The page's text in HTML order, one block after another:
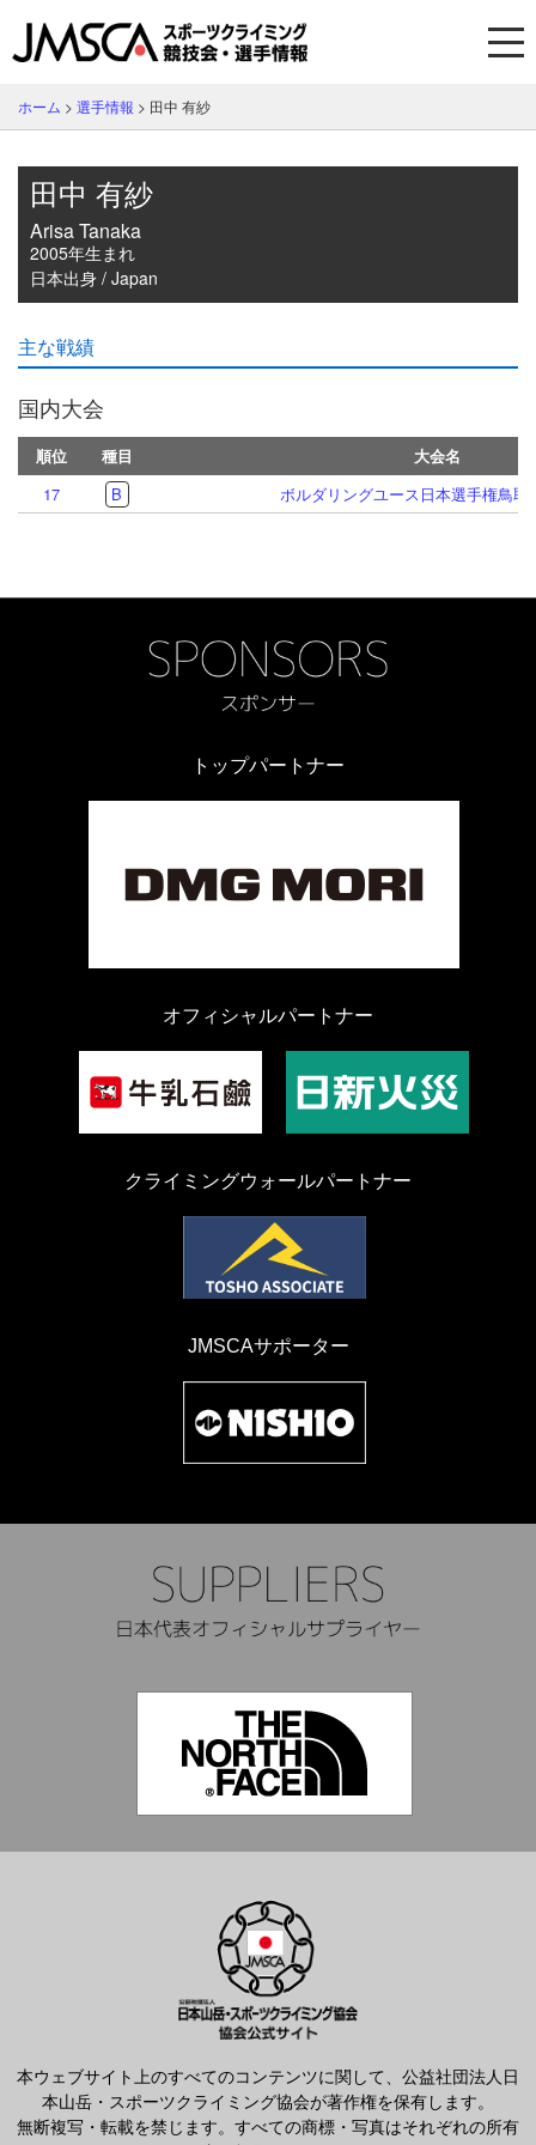
ホーム > 選手情報 > 田中 有紗
田中 有紗
Arisa Tanaka
2005年生まれ
日本出身 / Japan
主な戦績
国内大会
順位 種目
大会名
17
B ボルダリングユース日本選手権鳥取
トップパートナー
オフィシャルパートナー
クライミングウォールパートナー
JMSCAサポーター
本ウェブサイト上のすべてのコンテンツに関して、公益社団法人日
本山岳・スポーツクライミング協会が著作権を保有します。
無断複写・転載を禁じます。すべての商標・写真はそれぞれの所有